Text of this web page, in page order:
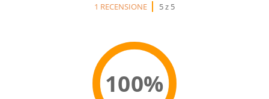
1 RECENSIONE
5 z 5
100%